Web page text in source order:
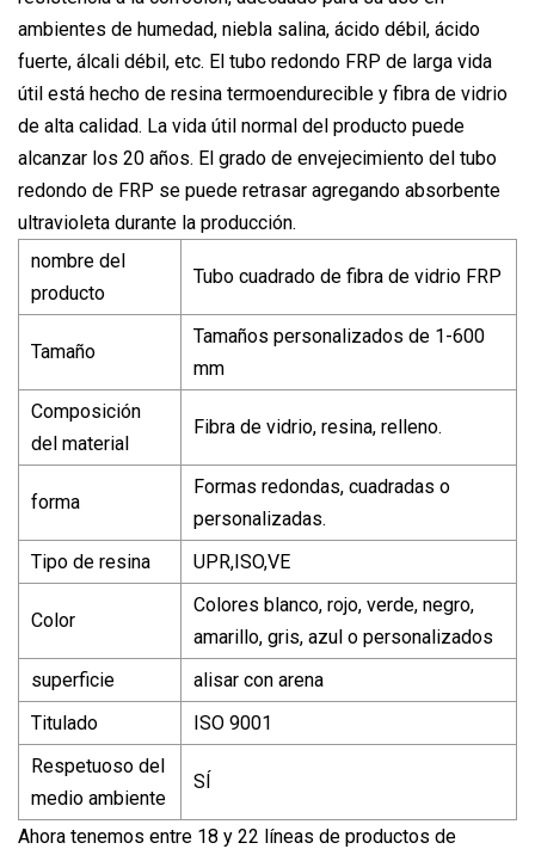
ambientes de humedad, niebla salina, ácido débil, ácido
fuerte, álcali débil, etc. El tubo redondo FRP de larga vida
útil está hecho de resina termoendurecible y fibra de vidrio
de alta calidad. La vida útil normal del producto puede
alcanzar los 20 años. El grado de envejecimiento del tubo
redondo de FRP se puede retrasar agregando absorbente
ultravioleta durante la producción.
nombre del
producto
Tubo cuadrado de fibra de vidrio FRP
Tamaño
Tamaños personalizados de 1-600
mm
Composición
del material
Fibra de vidrio, resina, relleno.
forma
Formas redondas, cuadradas o
personalizadas.
Tipo de resina
UPR,ISO,VE
Color
Colores blanco, rojo, verde, negro,
amarillo, gris, azul o personalizados
superficie
alisar con arena
Titulado
ISO 9001
Respetuoso del
medio ambiente
SÍ
Ahora tenemos entre 18 y 22 líneas de productos de